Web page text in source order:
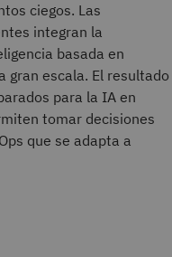
ciegos. Las
integran la
basada en
gran escala. El resultado
para la IA en
tomar decisiones
que se adapta a